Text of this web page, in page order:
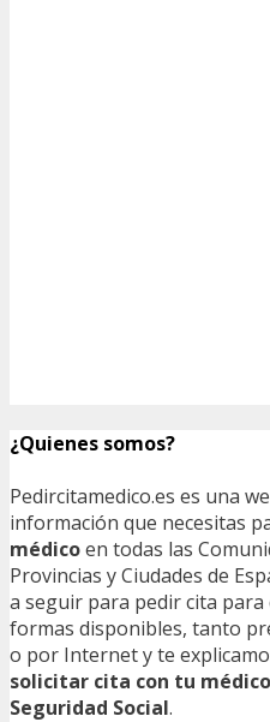
¿Quienes somos?
Pedircitamedico.es es una
información que necesitas
médicoen todas las
Provincias y Ciudades de
a seguir para pedir cita para
formas disponibles, tanto
o por Internet y te
solicitar cita con tu
Seguridad Social.